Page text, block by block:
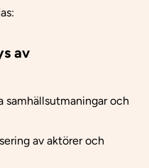
av
samhällsutmaningar och
av aktörer och